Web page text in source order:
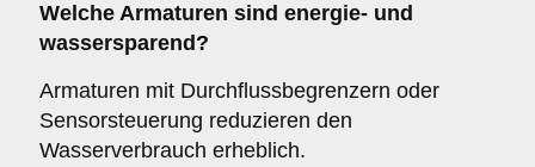
Welche Armaturen sind energie- und
wassersparend?
Armaturen mit Durchflussbegrenzern oder
Sensorsteuerung reduzieren den
Wasserverbrauch erheblich.